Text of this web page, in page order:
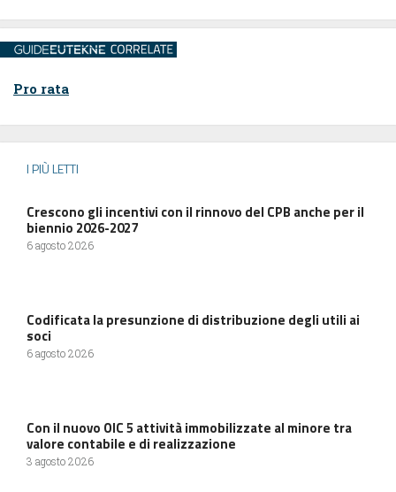
Pro rata
I PIÙ LETTI
Crescono gli incentivi con il rinnovo del CPB anche per il
biennio 2026-2027
6 agosto 2026
Codificata la presunzione di distribuzione degli utili ai
soci
6 agosto 2026
Con il nuovo OIC 5 attività immobilizzate al minore tra
valore contabile e di realizzazione
3 agosto 2026